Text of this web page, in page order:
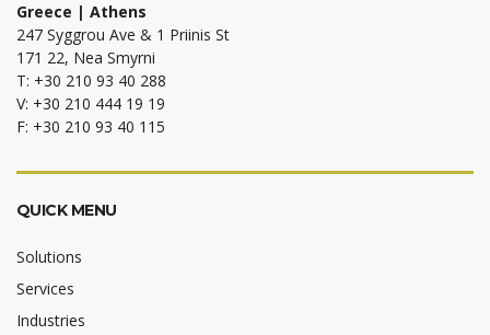
Greece | Athens
247 Syggrou Ave & 1 Priinis St
171 22, Nea Smyrni
T: +30 210 93 40 288
V: +30 210 444 19 19
F: +30 210 93 40 115
QUICK MENU
Solutions
Services
Industries